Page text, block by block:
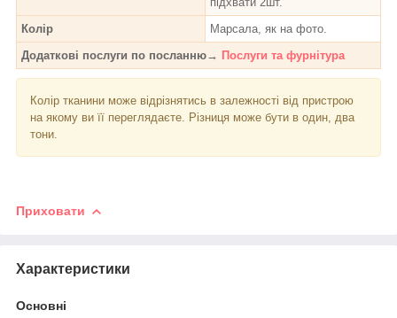
Колір
Марсала, як на фото.
Додаткові послуги по посланню→ Послуги та фурнітура
Колір тканини може відрізнятись в залежності від пристрою
на якому ви її переглядаєте. Різниця може бути в один, два
тони.
Приховати
Характеристики
Основні